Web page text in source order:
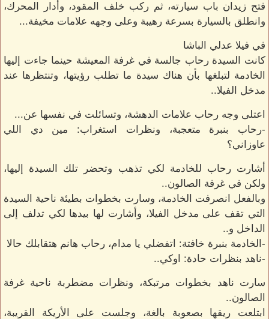
فتح زيدان باب سيارته، ثم ركب خلف المقود، وأدار المحرك،
وانطلق بالسيارة بسرعة رهيبة وعلى وجهه علامات مخيفة...
في فيلا عدلي الباشا
كانت السيدة رحاب جالسة في غرفة المعيشة حينما جاءت إليها
الخادمة لتبلغها بأن هناك سيدة ما تطلب رؤيتها، وتنتظرها عند
مدخل الفيلا..
اعتلى وجه رحاب علامات الدهشة، وتسائلت في نفسها عن...
-رحاب بنبرة متعجبة، ونظرات استغراب: مين دي اللي
عاوزاني؟
أشارت رحاب للخادمة لكي تذهب وتحضر تلك السيدة إليها،
ولكن في غرفة الصالون..
وبالفعل انصرفت الخادمة، وسارت بخطوات بطيئة ناحية السيدة
التي تقف على مدخل الفيلا، وأشارت لها بيدها لكي تدلف إلى
الداخل و..
-الخادمة بنبرة خافتة: اتفضلي يا مدام، رحاب هانم هتقابلك حالا
-ناهد بنظرات حادة: اوكي..
سارت ناهد بخطوات مرتبكة، ونظرات مضطربة ناحية غرفة
الصالون..
ابتلعت ريقها بصعوبة بالغة، وجلست على الأريكة القريبة،